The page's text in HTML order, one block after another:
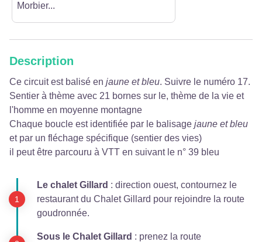
Morbier...
Description
Ce circuit est balisé en jaune et bleu. Suivre le numéro 17.
Sentier à thème avec 21 bornes sur le, thème de la vie et
l'homme en moyenne montagne
Chaque boucle est identifiée par le balisage jaune et bleu
et par un fléchage spécifique (sentier des vies)
il peut être parcouru à VTT en suivant le n° 39 bleu
Le chalet Gillard : direction ouest, contournez le
restaurant du Chalet Gillard pour rejoindre la route
goudronnée.
Sous le Chalet Gillard : prenez la route